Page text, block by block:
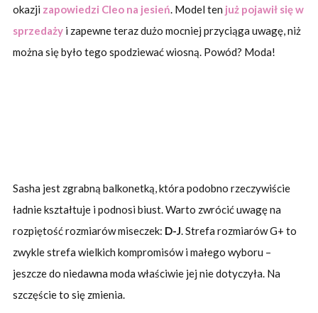
okazji zapowiedzi Cleo na jesień. Model ten już pojawił się w
sprzedażyi zapewne teraz dużo mocniej przyciąga uwagę, niż
można się było tego spodziewać wiosną. Powód? Moda!
Sasha jest zgrabną balkonetką, która podobno rzeczywiście
ładnie kształtuje i podnosi biust. Warto zwrócić uwagę na
rozpiętość rozmiarów miseczek: D-J. Strefa rozmiarów G+ to
zwykle strefa wielkich kompromisów i małego wyboru –
jeszcze do niedawna moda właściwie jej nie dotyczyła. Na
szczęście to się zmienia.